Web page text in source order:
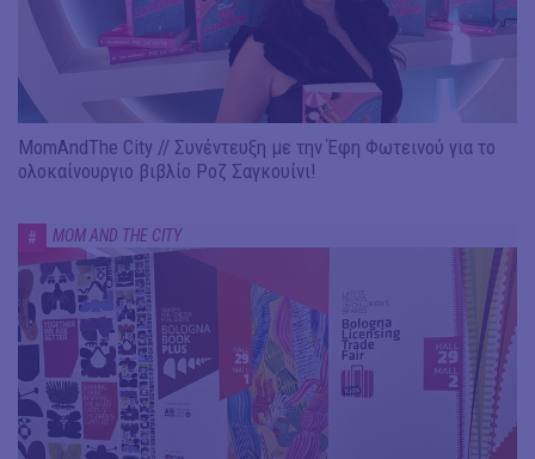
MomAndThe City // Συνέντευξη με την Έφη Φωτεινού για το
ολοκαίνουργιο βιβλίο Ροζ Σαγκουίνι!
# MOM AND THE CITY